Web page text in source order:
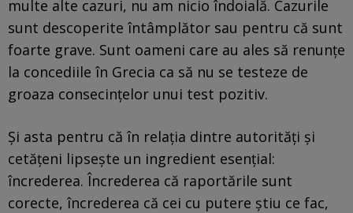
multe alte cazuri, nu am nicio îndoială. Cazurile
sunt descoperite întâmplător sau pentru că sunt
foarte grave. Sunt oameni care au ales să renunțe
la concediile în Grecia ca să nu se testeze de
groaza consecințelor unui test pozitiv.
Și asta pentru că în relația dintre autorități și
cetățeni lipsește un ingredient esențial:
încrederea. Încrederea că raportările sunt
corecte, încrederea că cei cu putere știu ce fac,